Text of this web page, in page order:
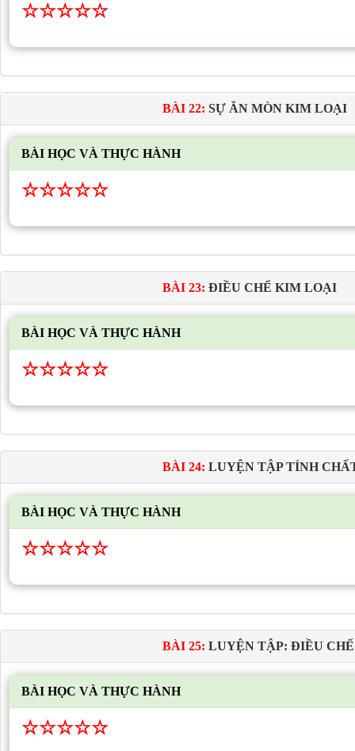
☆☆☆☆☆
BÀI 22: SỰ ĂN MÒN KIM LOẠI
BÀI HỌC VÀ THỰC HÀNH
☆☆☆☆☆
BÀI 23: ĐIỀU CHẾ KIM LOẠI
BÀI HỌC VÀ THỰC HÀNH
☆☆☆☆☆
BÀI 24: LUYỆN TẬP TÍNH
BÀI HỌC VÀ THỰC HÀNH
☆☆☆☆☆
BÀI 25: LUYỆN TẬP: ĐIỀU
BÀI HỌC VÀ THỰC HÀNH
☆☆☆☆☆